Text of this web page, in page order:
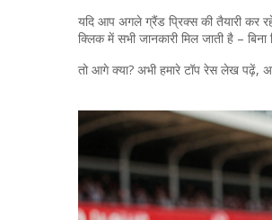
यदि आप अगले ग्रैंड प्रिक्स की तैयारी कर
क्लिक में सभी जानकारी मिल जाती है – बिना
तो आगे क्या? अभी हमारे टॉप रेस लेख पढ़ें,